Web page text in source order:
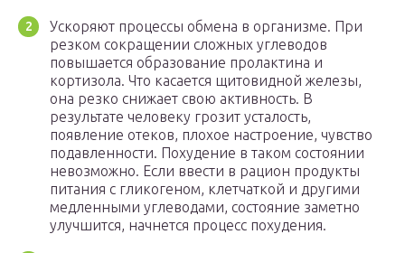
Ускоряют процессы обмена в организме. При
резком сокращении сложных углеводов
повышается образование пролактина и
кортизола. Что касается щитовидной железы,
она резко снижает свою активность. В
результате человеку грозит усталость,
появление отеков, плохое настроение, чувство
подавленности. Похудение в таком состоянии
невозможно. Если ввести в рацион продукты
питания с гликогеном, клетчаткой и другими
медленными углеводами, состояние заметно
улучшится, начнется процесс похудения.